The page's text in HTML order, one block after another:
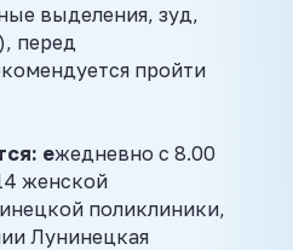
выделения, зуд,
перед
пройти
ежедневно с 8.00
женской
поликлиники,
Лунинецкая